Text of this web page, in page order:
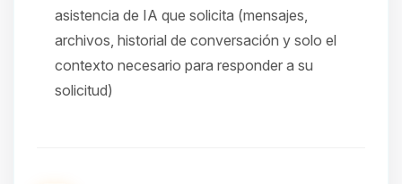
asistencia de IA que solicita (mensajes,
archivos, historial de conversación y solo el
contexto necesario para responder a su
solicitud)